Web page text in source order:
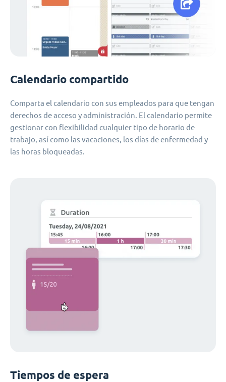
Calendario compartido
Comparta el calendario con sus empleados para que tengan
derechos de acceso y administración. El calendario permite
gestionar con flexibilidad cualquier tipo de horario de
trabajo, así como las vacaciones, los días de enfermedad y
las horas bloqueadas.
Tiempos de espera